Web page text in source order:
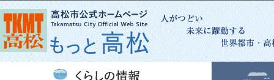
この